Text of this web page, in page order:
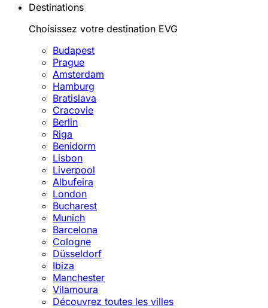
Destinations
Choisissez votre destination EVG
Budapest
Prague
Amsterdam
Hamburg
Bratislava
Cracovie
Berlin
Riga
Benidorm
Lisbon
Liverpool
Albufeira
London
Bucharest
Munich
Barcelona
Cologne
Düsseldorf
Ibiza
Manchester
Vilamoura
Découvrez toutes les villes